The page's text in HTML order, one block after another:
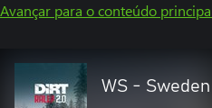
Avançar para o conteúdo
WS -